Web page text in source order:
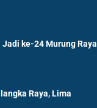
ke-24 Murung Raya
Raya, Lima